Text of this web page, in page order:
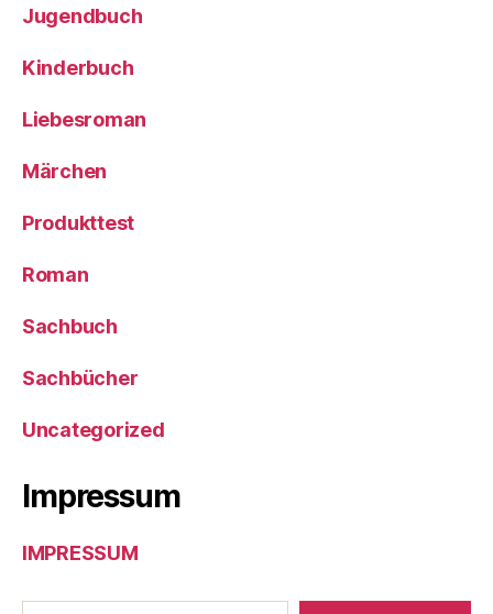
Jugendbuch
Kinderbuch
Liebesroman
Märchen
Produkttest
Roman
Sachbuch
Sachbücher
Uncategorized
Impressum
IMPRESSUM
Gib deine E-Mail-Adresse ein ...